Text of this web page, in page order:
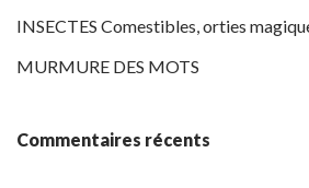
INSECTES Comestibles, orties
MURMURE DES MOTS
Commentaires récents